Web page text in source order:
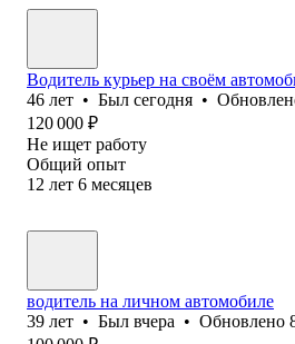
Водитель курьер на своём
46 лет • Был сегодня •
120 000 ₽
Не ищет работу
Общий опыт
12 лет 6 месяцев
водитель на личном автомобиле
39 лет • Был вчера • Обновлено